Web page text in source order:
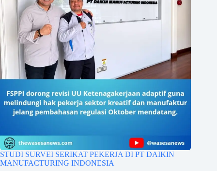
STUDI SURVEI SERIKAT PEKERJA DI PT DAIKIN
MANUFACTURING INDONESIA